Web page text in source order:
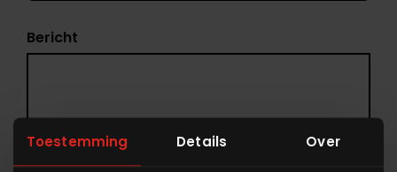
Toestemming Details Over
Bericht